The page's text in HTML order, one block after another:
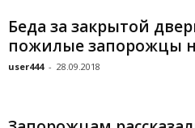
Беда за закрытой
пожилые запорожцы
user444 - 28.09.2018